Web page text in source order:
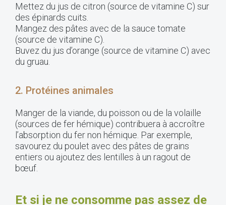
Mettez du jus de citron (source de vitamine C) sur
des épinards cuits.
Mangez des pâtes avec de la sauce tomate
(source de vitamine C).
Buvez du jus d’orange (source de vitamine C) avec
du gruau.
2. Protéines animales
Manger de la viande, du poisson ou de la volaille
(sources de fer hémique) contribuera à accroître
l’absorption du fer non hémique. Par exemple,
savourez du poulet avec des pâtes de grains
entiers ou ajoutez des lentilles à un ragout de
bœuf.
Et si je ne consomme pas assez de